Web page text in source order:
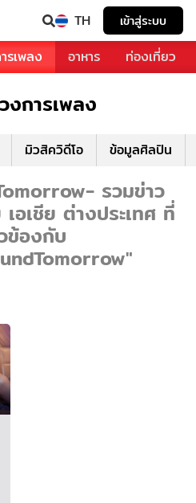
TH เข้าสู่ระบบ
รเพลง อาหาร ท่องเที่ยว
งการเพลง
มิวสิควิดีโอ ข้อมูลศิลปิน
รวมข่าว
อเชีย ต่างประเทศ ที่
ข้องกับ